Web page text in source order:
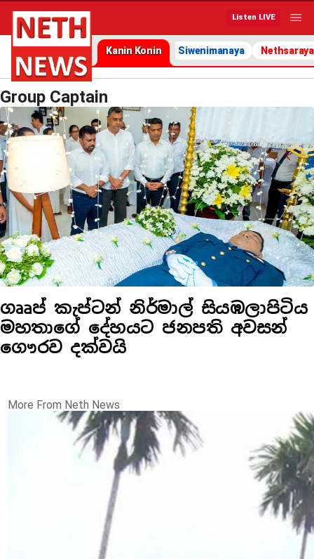
Listen LIVE
Kanin Konin Siwenimanaya Nethsaraya
Group Captain
ගෲප් කැප්ටන් නිර්මාල් සියඹලාපිටිය
මහතාගේ දේහයට ජනපති අවසන්
ගෞරව දක්වයි
More From Neth News